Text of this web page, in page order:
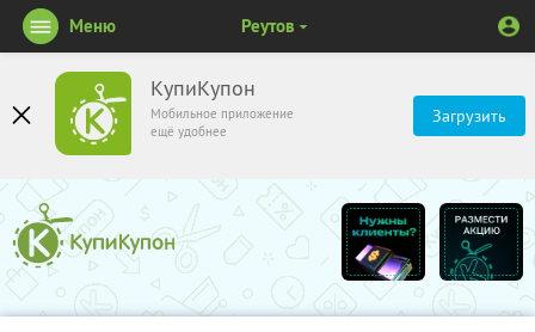
КупиКупон
Мобильное приложение
ещё удобнее
Загрузить
Меню Реутов